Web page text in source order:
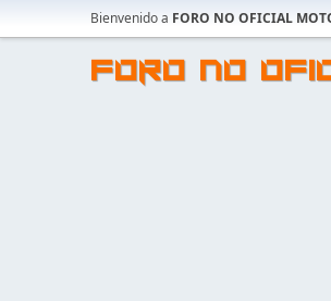
Bienvenido a FORO NO OFICIAL
FORO NO